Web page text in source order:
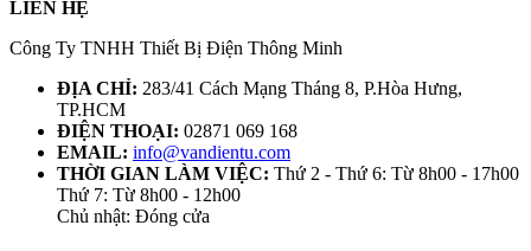
LIÊN HỆ
Công Ty TNHH Thiết Bị Điện Thông Minh
ĐỊA CHỈ: 283/41 Cách Mạng Tháng 8, P.Hòa Hưng,
TP.HCM
ĐIỆN THOẠI: 02871 069 168
EMAIL: info@vandientu.com
THỜI GIAN LÀM VIỆC: Thứ 2 - Thứ 6: Từ 8h00 - 17h00
Thứ 7: Từ 8h00 - 12h00
Chủ nhật: Đóng cửa